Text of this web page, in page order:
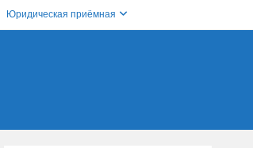
Юридическая приёмная